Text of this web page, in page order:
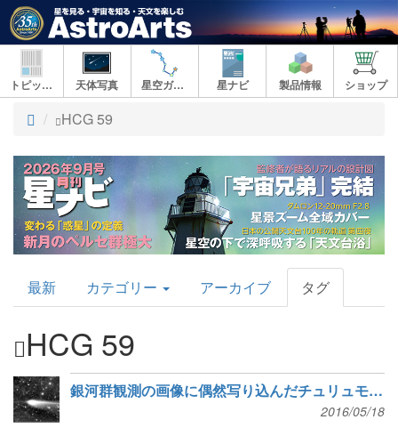
トピックス 天体写真 星空ガイド 星ナビ 製品情報 ショップ
ト
プ
HCG 59
AstroArts
Topics
最新 カテゴリー アーカイブ タグ
HCG 59
銀河群観測の画像に偶然写り込んだチュリュモフ・ゲラシメンコ彗星
2016/05/18